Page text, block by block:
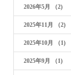
2026年5月 （2)
2025年11月 （2)
2025年10月 （1)
2025年9月 （1)